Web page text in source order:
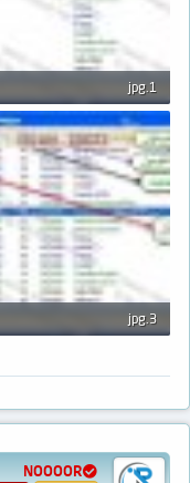
1.jpg
80.8 KB · المشاهدات: 845
3.jpg
NOOOOR